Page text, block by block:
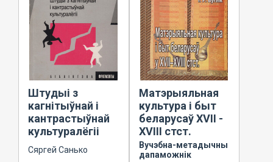
Штудыі з
кагнітыўнай і
кантрастыўнай
культуралёгіі
Сяргей Санько
Матэрыяльная
культура і быт
беларусаў XVII -
XVIII стст.
Вучэбна-метадычны
дапаможнік